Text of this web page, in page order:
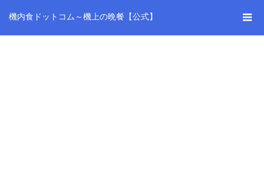
機内食ドットコム～機上の晩餐【公式】